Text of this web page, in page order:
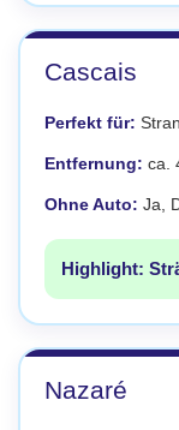
Cascais
Perfekt für:
Entfernung: ca.
Ohne Auto: Ja,
Highlight:
Nazaré